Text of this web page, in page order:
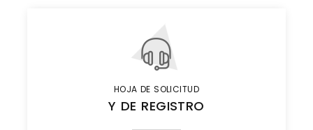
HOJA DE SOLICITUD
Y DE REGISTRO